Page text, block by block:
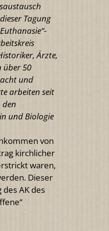
Tagung
Ärzte,
über 50
und
arbeiten seit
und Biologie
von
kirchlicher
waren,
Dieser
AK des